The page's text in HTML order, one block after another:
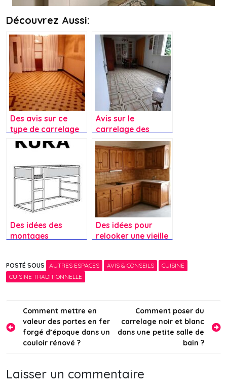
Découvrez Aussi:
Des avis sur ce
type de carrelage
des années 50?
Avis sur le
carrelage des
années 1970 ?
Des idées des
montages
modèles et les
années de
Des idées pour
relooker une vieille
POSTÉ SOUS AUTRES ESPACES AVIS & CONSEILS
CUISINE
CUISINE TRADITIONNELLE
Navigation
de
l’article
Comment mettre en
valeur des portes en fer
forgé d’époque dans un
couloir rénové ?
Comment poser du
carrelage noir et blanc
dans une petite salle de
bain ?
Laisser un commentaire